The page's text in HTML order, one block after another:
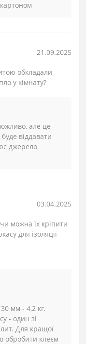
21.09.2025
обкладали
у кімнату?
але це
віддавати
джерело
03.04.2025
можна їх кріпити
для ізоляції
мм - 4,2 кг.
- один зі
Для кращої
обробити клеєм